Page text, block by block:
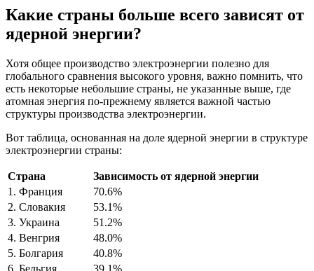
Какие страны больше всего зависят от
ядерной энергии?
Хотя общее производство электроэнергии полезно для
глобального сравнения высокого уровня, важно помнить, что
есть некоторые небольшие страны, не указанные выше, где
атомная энергия по-прежнему является важной частью
структуры производства электроэнергии.
Вот таблица, основанная на доле ядерной энергии в структуре
электроэнергии страны:
Страна
Зависимость от ядерной энергии
1. Франция
70.6%
2. Словакия
53.1%
3. Украина
51.2%
4. Венгрия
48.0%
5. Болгария
40.8%
6. Бельгия
39.1%